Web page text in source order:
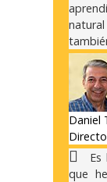
Daniel
que